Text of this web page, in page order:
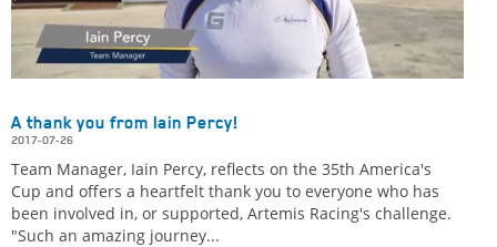
A thank you from Iain Percy!
2017-07-26
Team Manager, Iain Percy, reflects on the 35th America's
Cup and offers a heartfelt thank you to everyone who has
been involved in, or supported, Artemis Racing's challenge.
"Such an amazing journey...